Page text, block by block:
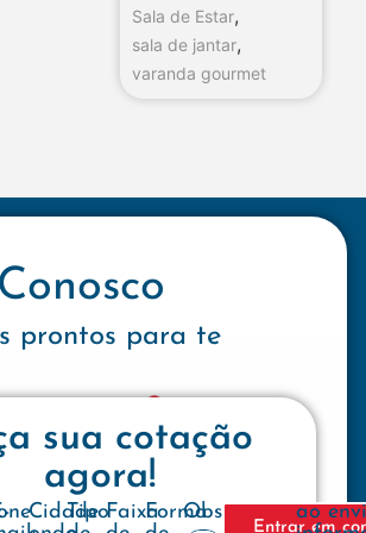
Sala de Estar,
sala de jantar,
varanda gourmet
Conosco
prontos para te
sua cotação
agora!
Cidade
TipoFaixaFormaObservações
Entrar em
ao